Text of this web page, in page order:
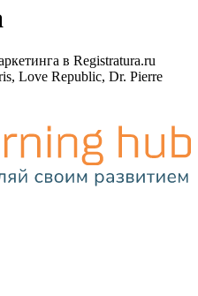
в Registratura.ru
Love Republic, Dr. Pierre